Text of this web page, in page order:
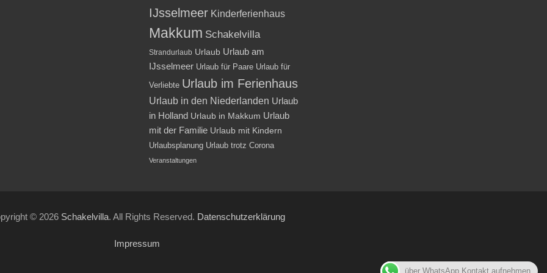
IJsselmeer Kinderferienhaus
Makkum Schakelvilla
Strandurlaub Urlaub Urlaub am
IJsselmeer Urlaub für Paare Urlaub für
Verliebte Urlaub im Ferienhaus
Urlaub in den Niederlanden Urlaub
in Holland Urlaub in Makkum Urlaub
mit der Familie Urlaub mit Kindern
Urlaubsplanung Urlaub trotz Corona
Veranstaltungen
© 2026 Schakelvilla. All Rights Reserved. Datenschutzerklärung
Impressum
über WhatsApp Kontakt aufnehmen